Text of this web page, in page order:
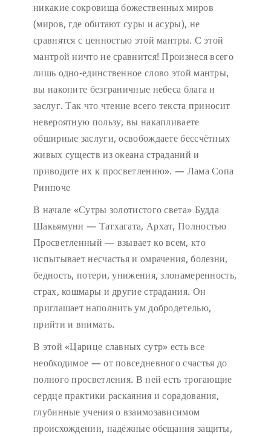
никакие сокровища божественных миров
(миров, где обитают суры и асуры), не
сравнятся с ценностью этой мантры. С этой
мантрой ничто не сравнится! Произнеся всего
лишь одно-единственное слово этой мантры,
вы накопите безграничные небеса блага и
заслуг. Так что чтение всего текста приносит
невероятную пользу, вы накапливаете
обширные заслуги, освобождаете бессчётных
живых существ из океана страданий и
приводите их к просветлению». — Лама Сопа
Ринпоче
В начале «Сутры золотистого света» Будда
Шакьямуни — Татхагата, Архат, Полностью
Просветленный — взывает ко всем, кто
испытывает несчастья и омрачения, болезни,
бедность, потери, унижения, злонамеренность,
страх, кошмары и другие страдания. Он
приглашает наполнить ум добродетелью,
прийти и внимать.
В этой «Царице славных сутр» есть все
необходимое — от повседневного счастья до
полного просветления. В ней есть трогающие
сердце практики раскаяния и сорадования,
глубинные учения о взаимозависимом
происхождении, надёжные обещания защиты,